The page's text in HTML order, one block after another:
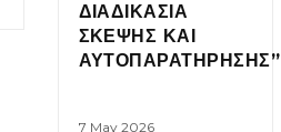
ΔΙΑΔΙΚΑΣΙΑ
ΣΚΕΨΗΣ ΚΑΙ
ΑΥΤΟΠΑΡΑΤΗΡΗΣΗΣ”
7 May 2026